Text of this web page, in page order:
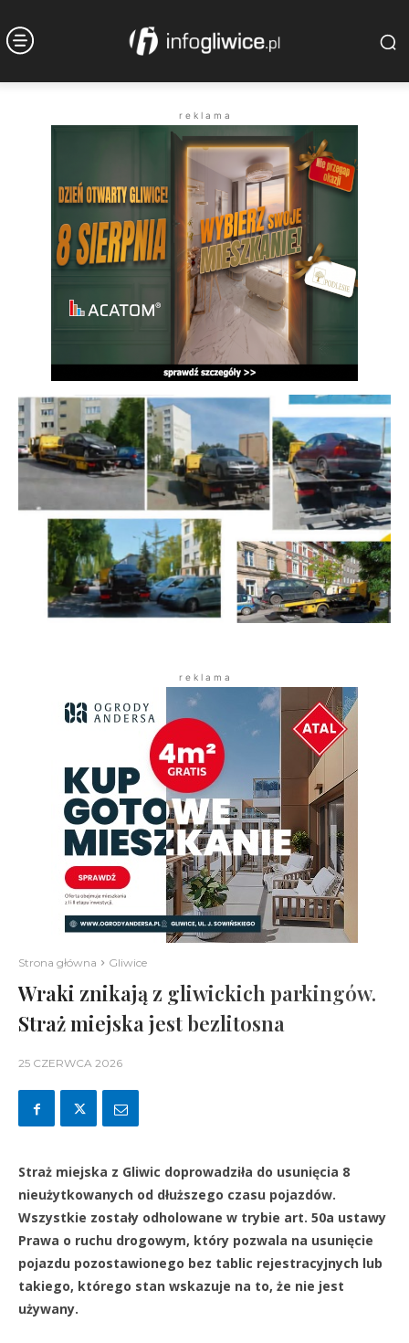
r e k l a m a
r e k l a m a
Strona główna Gliwice
Wraki znikają z gliwickich parkingów.
Straż miejska jest bezlitosna
25 CZERWCA 2026
Straż miejska z Gliwic doprowadziła do usunięcia 8
nieużytkowanych od dłuższego czasu pojazdów.
Wszystkie zostały odholowane w trybie art. 50a ustawy
Prawa o ruchu drogowym, który pozwala na usunięcie
pojazdu pozostawionego bez tablic rejestracyjnych lub
takiego, którego stan wskazuje na to, że nie jest
używany.